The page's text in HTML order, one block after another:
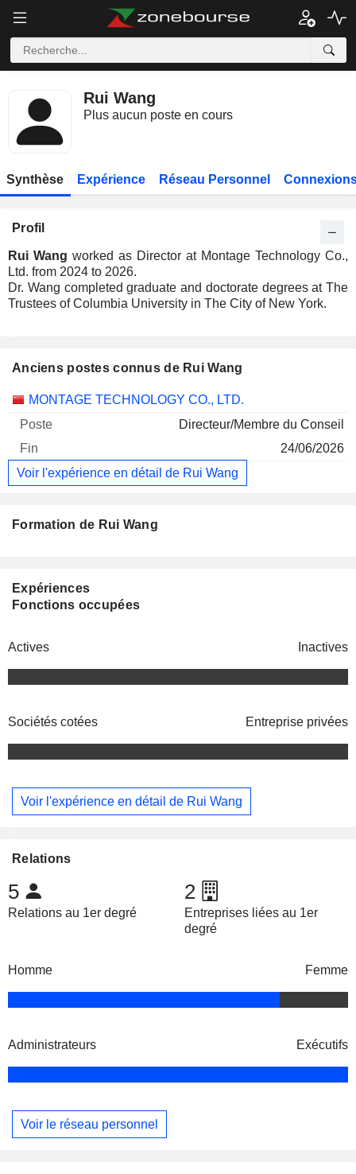
Rui Wang
Plus aucun poste en cours
Synthèse Expérience Réseau Personnel
Profil
Rui Wang worked as Director at Montage Technology Co.,
Ltd. from 2024 to 2026.
Dr. Wang completed graduate and doctorate degrees at The
Trustees of Columbia University in The City of New York.
Anciens postes connus de Rui Wang
Sociétés Poste Fin
MONTAGE TECHNOLOGY CO., LTD.
Directeur/Membre du Conseil
24/06/2026
Voir l'expérience en détail de Rui Wang
Formation de Rui Wang
Expériences
Fonctions occupées
Actives Inactives
Sociétés cotées Entreprise privées
Voir l'expérience en détail de Rui Wang
Relations
5
Relations au 1er degré
2
Entreprises liées au 1er
degré
Homme Femme
Administrateurs Exécutifs
Voir le réseau personnel